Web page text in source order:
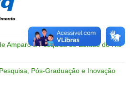
Pós-Graduação e Inovação